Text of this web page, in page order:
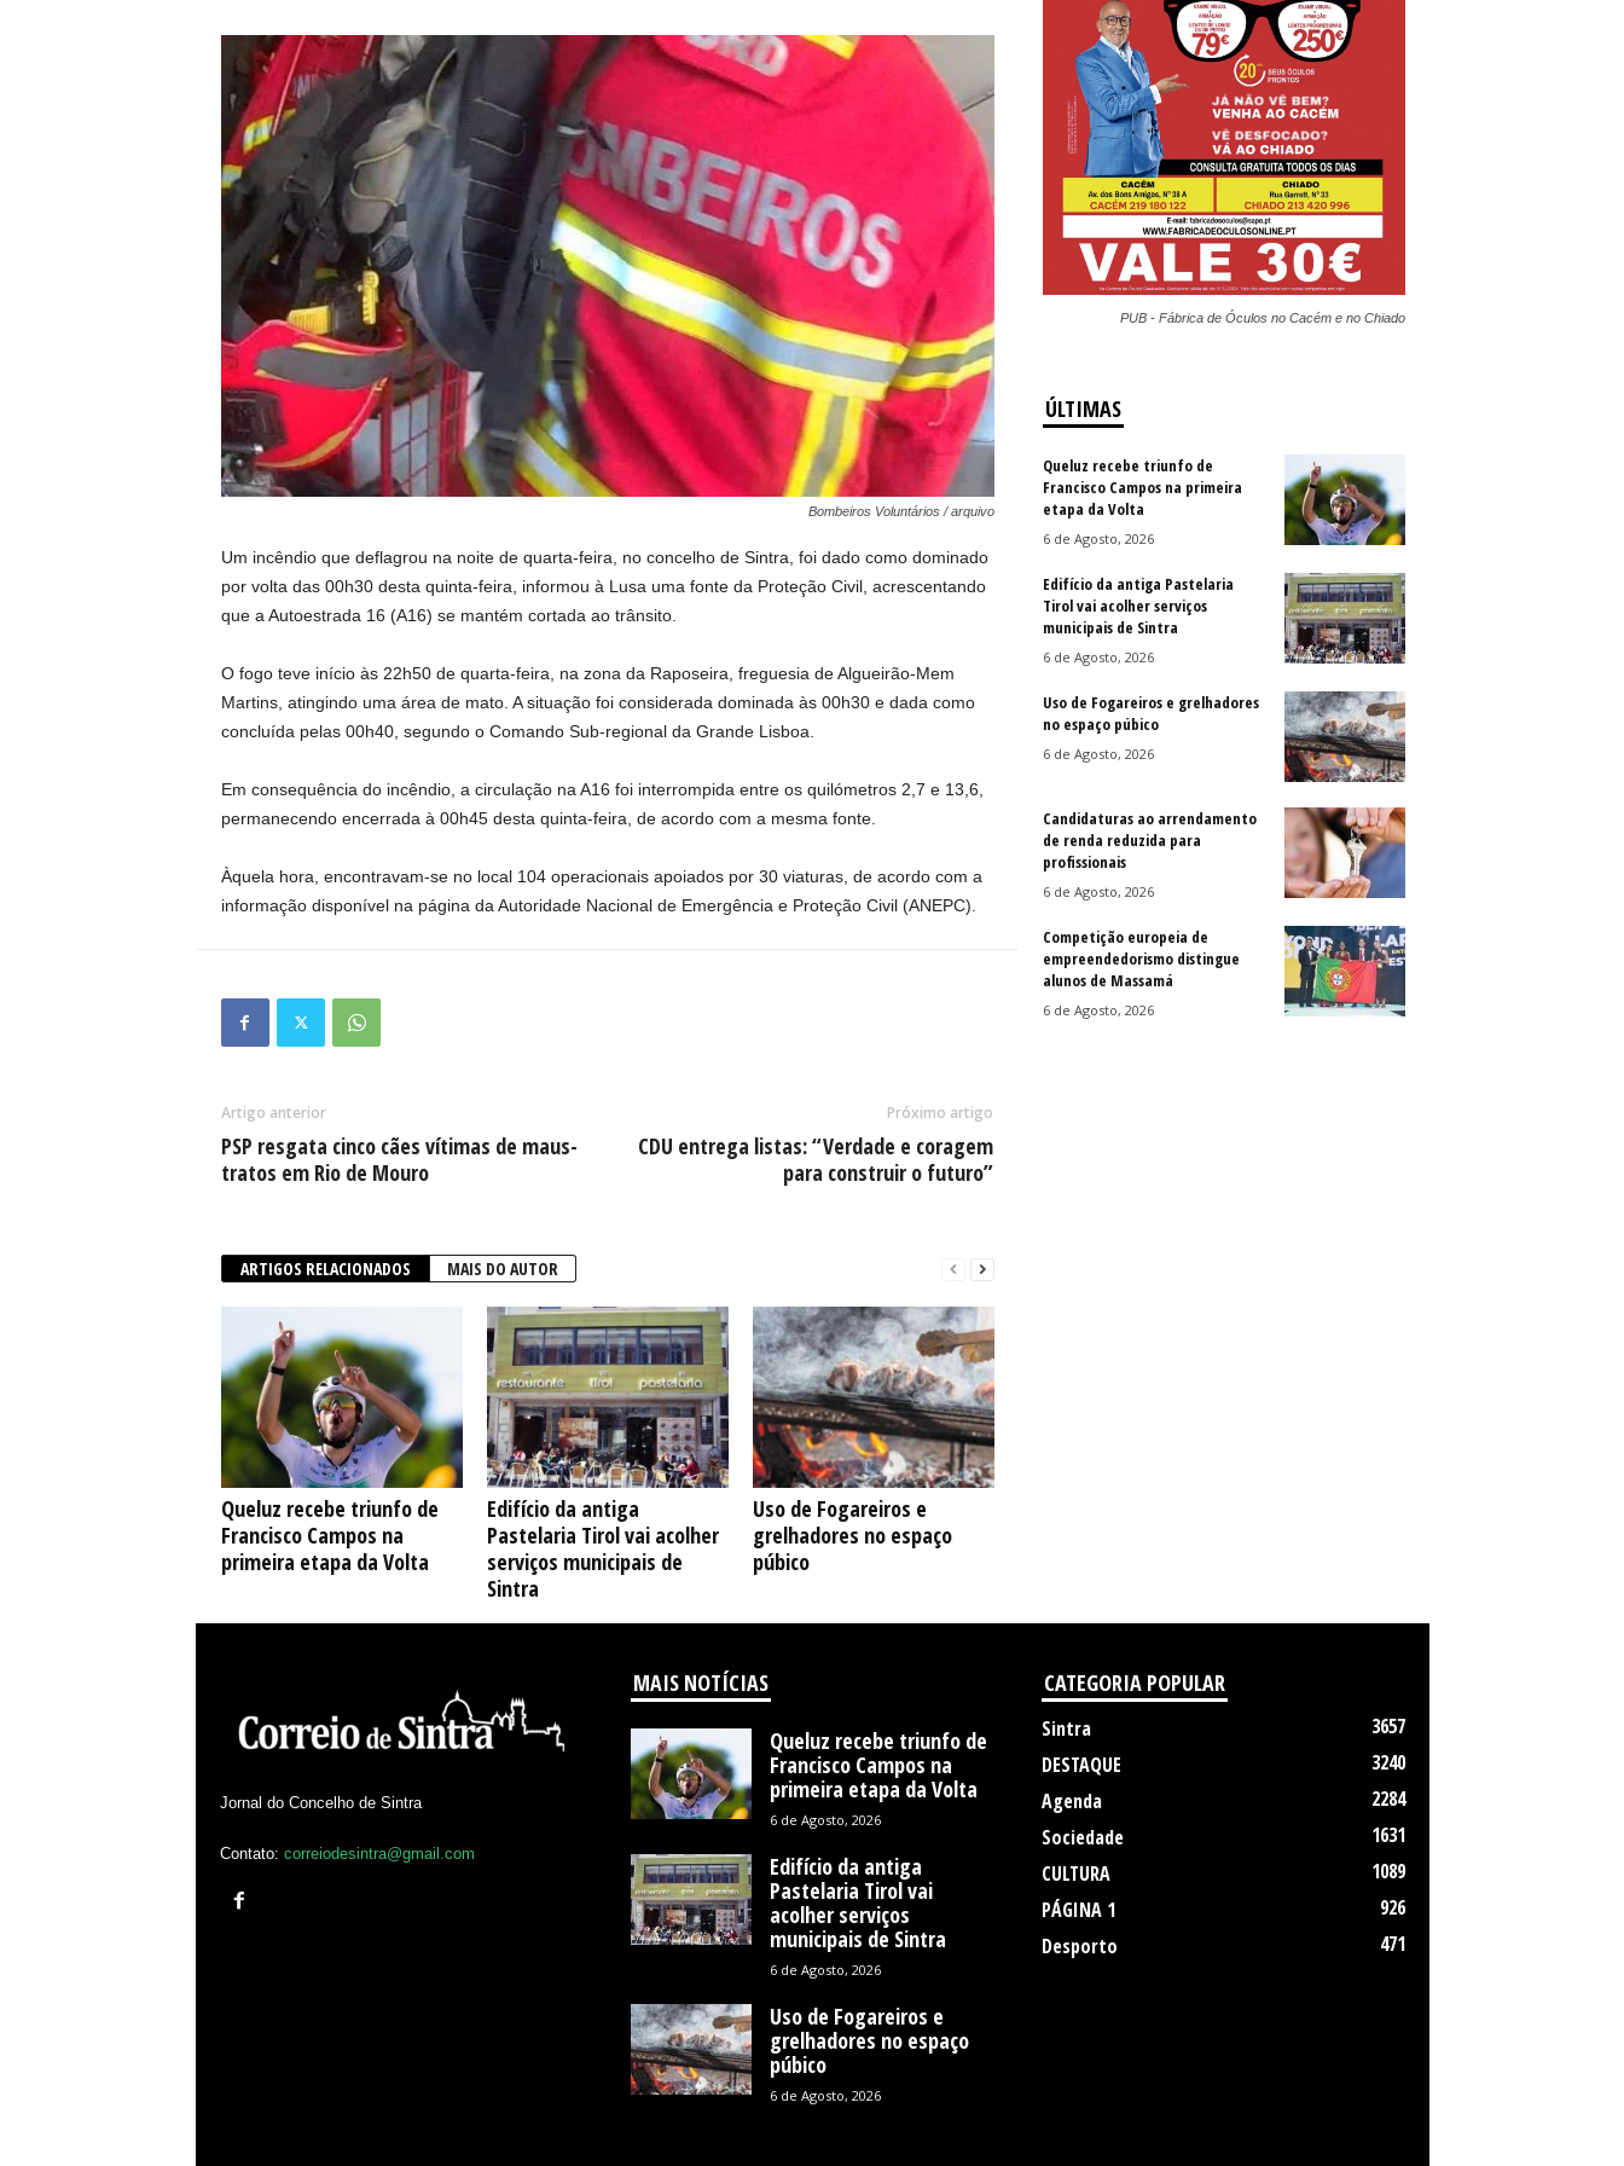
Bombeiros Voluntários / arquivo
Um incêndio que deflagrou na noite de quarta-feira, no concelho de Sintra, foi dado como dominado
por volta das 00h30 desta quinta-feira, informou à Lusa uma fonte da Proteção Civil, acrescentando
que a Autoestrada 16 (A16) se mantém cortada ao trânsito.
O fogo teve início às 22h50 de quarta-feira, na zona da Raposeira, freguesia de Algueirão-Mem
Martins, atingindo uma área de mato. A situação foi considerada dominada às 00h30 e dada como
concluída pelas 00h40, segundo o Comando Sub-regional da Grande Lisboa.
Em consequência do incêndio, a circulação na A16 foi interrompida entre os quilómetros 2,7 e 13,6,
permanecendo encerrada à 00h45 desta quinta-feira, de acordo com a mesma fonte.
Àquela hora, encontravam-se no local 104 operacionais apoiados por 30 viaturas, de acordo com a
informação disponível na página da Autoridade Nacional de Emergência e Proteção Civil (ANEPC).
Artigo anterior
PSP resgata cinco cães vítimas de maus-
tratos em Rio de Mouro
Próximo artigo
CDU entrega listas: “Verdade e coragem
para construir o futuro”
ARTIGOS RELACIONADOS MAIS DO AUTOR
Queluz recebe triunfo de
Francisco Campos na
primeira etapa da Volta
Edifício da antiga
Pastelaria Tirol vai acolher
serviços municipais de
Sintra
Uso de Fogareiros e
grelhadores no espaço
púbico
PUB - Fábrica de Óculos no Cacém e no Chiado
ÚLTIMAS
Queluz recebe triunfo de
Francisco Campos na primeira
etapa da Volta
6 de Agosto, 2026
Edifício da antiga Pastelaria
Tirol vai acolher serviços
municipais de Sintra
6 de Agosto, 2026
Uso de Fogareiros e grelhadores
no espaço púbico
6 de Agosto, 2026
Candidaturas ao arrendamento
de renda reduzida para
profissionais
6 de Agosto, 2026
Competição europeia de
empreendedorismo distingue
alunos de Massamá
6 de Agosto, 2026
Jornal do Concelho de Sintra
Contato: correiodesintra@gmail.com
MAIS NOTÍCIAS
Queluz recebe triunfo de
Francisco Campos na
primeira etapa da Volta
6 de Agosto, 2026
Edifício da antiga
Pastelaria Tirol vai
acolher serviços
municipais de Sintra
6 de Agosto, 2026
Uso de Fogareiros e
grelhadores no espaço
púbico
6 de Agosto, 2026
CATEGORIA POPULAR
Sintra
3657
DESTAQUE
3240
Agenda
2284
Sociedade
1631
CULTURA
1089
PÁGINA 1
926
Desporto
471